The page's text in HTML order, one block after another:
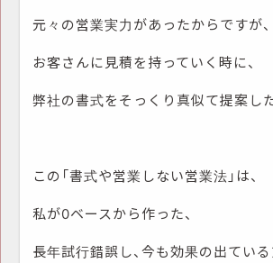
元々の営業実力があったからですが、
お客さんに見積を持っていく時に、
弊社の書式をそっくり真似て提案し
この「書式や営業しない営業法」は、
私が0ベースから作った、
長年試行錯誤し、今も効果の出ている